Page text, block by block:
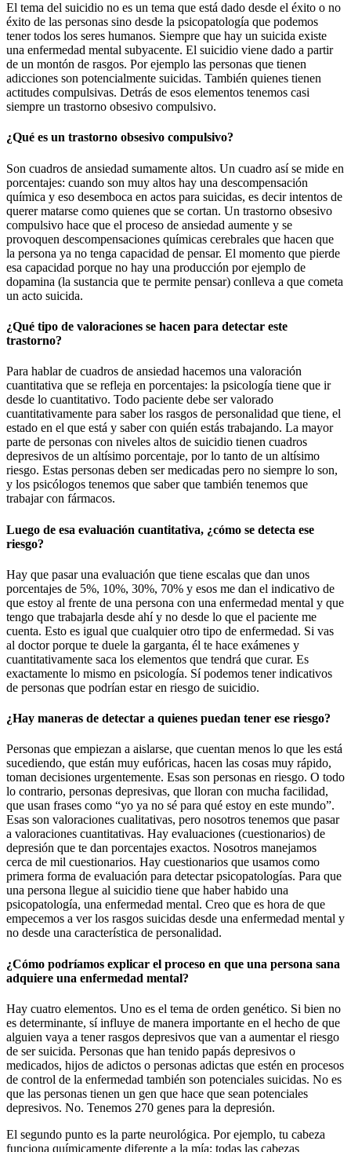
El tema del suicidio no es un tema que está dado desde el éxito o no
éxito de las personas sino desde la psicopatología que podemos
tener todos los seres humanos. Siempre que hay un suicida existe
una enfermedad mental subyacente. El suicidio viene dado a partir
de un montón de rasgos. Por ejemplo las personas que tienen
adicciones son potencialmente suicidas. También quienes tienen
actitudes compulsivas. Detrás de esos elementos tenemos casi
siempre un trastorno obsesivo compulsivo.
¿Qué es un trastorno obsesivo compulsivo?
Son cuadros de ansiedad sumamente altos. Un cuadro así se mide en
porcentajes: cuando son muy altos hay una descompensación
química y eso desemboca en actos para suicidas, es decir intentos de
querer matarse como quienes que se cortan. Un trastorno obsesivo
compulsivo hace que el proceso de ansiedad aumente y se
provoquen descompensaciones químicas cerebrales que hacen que
la persona ya no tenga capacidad de pensar. El momento que pierde
esa capacidad porque no hay una producción por ejemplo de
dopamina (la sustancia que te permite pensar) conlleva a que cometa
un acto suicida.
¿Qué tipo de valoraciones se hacen para detectar este
trastorno?
Para hablar de cuadros de ansiedad hacemos una valoración
cuantitativa que se refleja en porcentajes: la psicología tiene que ir
desde lo cuantitativo. Todo paciente debe ser valorado
cuantitativamente para saber los rasgos de personalidad que tiene, el
estado en el que está y saber con quién estás trabajando. La mayor
parte de personas con niveles altos de suicidio tienen cuadros
depresivos de un altísimo porcentaje, por lo tanto de un altísimo
riesgo. Estas personas deben ser medicadas pero no siempre lo son,
y los psicólogos tenemos que saber que también tenemos que
trabajar con fármacos.
Luego de esa evaluación cuantitativa, ¿cómo se detecta ese
riesgo?
Hay que pasar una evaluación que tiene escalas que dan unos
porcentajes de 5%, 10%, 30%, 70% y esos me dan el indicativo de
que estoy al frente de una persona con una enfermedad mental y que
tengo que trabajarla desde ahí y no desde lo que el paciente me
cuenta. Esto es igual que cualquier otro tipo de enfermedad. Si vas
al doctor porque te duele la garganta, él te hace exámenes y
cuantitativamente saca los elementos que tendrá que curar. Es
exactamente lo mismo en psicología. Sí podemos tener indicativos
de personas que podrían estar en riesgo de suicidio.
¿Hay maneras de detectar a quienes puedan tener ese riesgo?
Personas que empiezan a aislarse, que cuentan menos lo que les está
sucediendo, que están muy eufóricas, hacen las cosas muy rápido,
toman decisiones urgentemente. Esas son personas en riesgo. O todo
lo contrario, personas depresivas, que lloran con mucha facilidad,
que usan frases como “yo ya no sé para qué estoy en este mundo”.
Esas son valoraciones cualitativas, pero nosotros tenemos que pasar
a valoraciones cuantitativas. Hay evaluaciones (cuestionarios) de
depresión que te dan porcentajes exactos. Nosotros manejamos
cerca de mil cuestionarios. Hay cuestionarios que usamos como
primera forma de evaluación para detectar psicopatologías. Para que
una persona llegue al suicidio tiene que haber habido una
psicopatología, una enfermedad mental. Creo que es hora de que
empecemos a ver los rasgos suicidas desde una enfermedad mental y
no desde una característica de personalidad.
¿Cómo podríamos explicar el proceso en que una persona sana
adquiere una enfermedad mental?
Hay cuatro elementos. Uno es el tema de orden genético. Si bien no
es determinante, sí influye de manera importante en el hecho de que
alguien vaya a tener rasgos depresivos que van a aumentar el riesgo
de ser suicida. Personas que han tenido papás depresivos o
medicados, hijos de adictos o personas adictas que estén en procesos
de control de la enfermedad también son potenciales suicidas. No es
que las personas tienen un gen que hace que sean potenciales
depresivos. No. Tenemos 270 genes para la depresión.
El segundo punto es la parte neurológica. Por ejemplo, tu cabeza
funciona químicamente diferente a la mía; todas las cabezas